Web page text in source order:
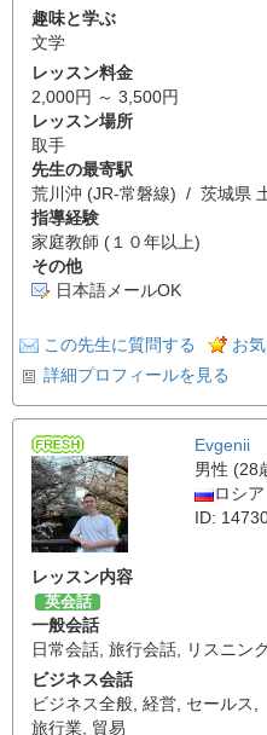
趣味と学ぶ
文学
レッスン料金
2,000円 ～ 3,500円
レッスン場所
取手
先生の最寄駅
荒川沖 (JR-常磐線) / 茨城県
指導経験
家庭教師 (１０年以上)
その他
日本語メールOK
この先生に質問する
お
詳細プロフィールを見る
Evgenii
男性 (28
ロシア
ID:
レッスン内容
英会話
一般会話
日常会話 旅行会話 リスニン
ビジネス会話
ビジネス全般 経営 セールス
旅行業 貿易